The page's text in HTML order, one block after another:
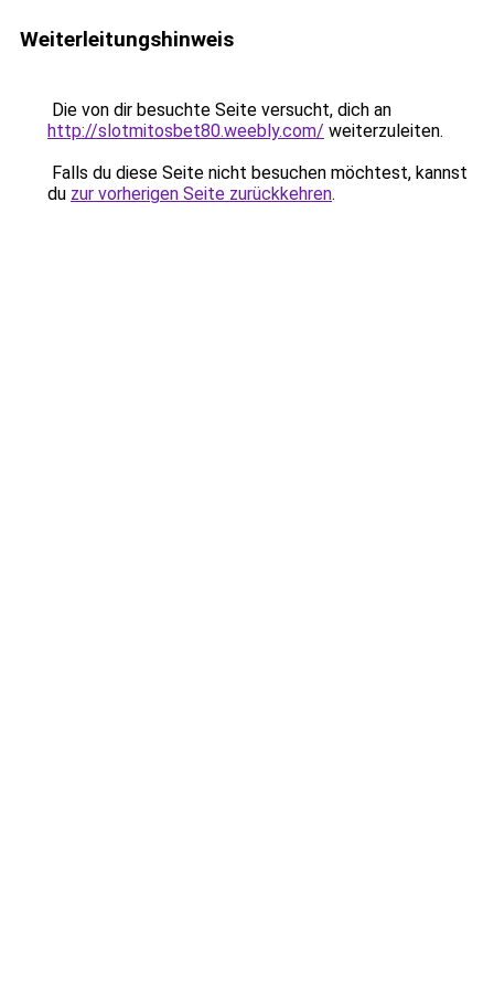
Weiterleitungshinweis
Die von dir besuchte Seite versucht, dich an
http://slotmitosbet80.weebly.com/ weiterzuleiten.
Falls du diese Seite nicht besuchen möchtest, kannst
du zur vorherigen Seite zurückkehren.